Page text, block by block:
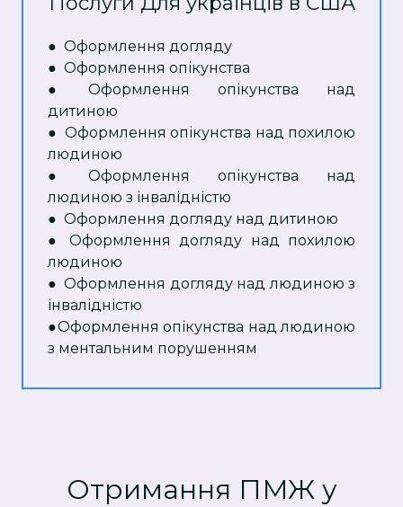
● Оформлення догляду
● Оформлення опікунства
● Оформлення опікунства над
дитиною
● Оформлення опікунства над похилою
людиною
● Оформлення опікунства над
людиною з інвалідністю
● Оформлення догляду над дитиною
● Оформлення догляду над похилою
людиною
● Оформлення догляду над людиною з
інвалідністю
●Оформлення опікунства над людиною
з ментальним порушенням
Отримання ПМЖ у